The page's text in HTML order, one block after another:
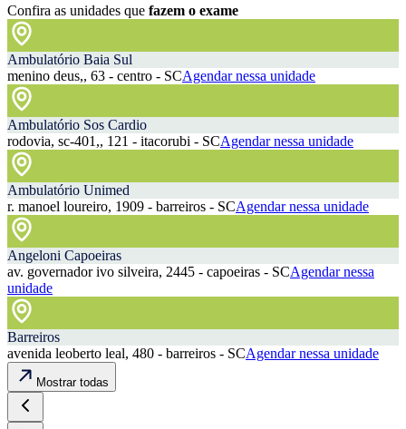
Confira as unidades que fazem o exame
Ambulatório Baia Sul
menino deus,, 63 - centro - SCAgendar nessa unidade
Ambulatório Sos Cardio
rodovia, sc-401,, 121 - itacorubi - SCAgendar nessa unidade
Ambulatório Unimed
r. manoel loureiro, 1909 - barreiros - SCAgendar nessa unidade
Angeloni Capoeiras
av. governador ivo silveira, 2445 - capoeiras - SCAgendar nessa
unidade
Barreiros
avenida leoberto leal, 480 - barreiros - SCAgendar nessa unidade
Mostrar todas